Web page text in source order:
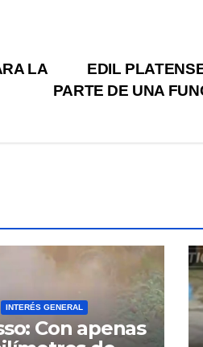
EDIL
PARTE DE UNA
LA
INTERÉS GENERAL
Con apenas